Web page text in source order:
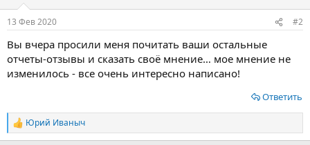
13 Фев 2020 #2
Вы вчера просили меня почитать ваши остальные
отчеты-отзывы и сказать своё мнение… мое мнение не
изменилось - все очень интересно написано!
Ответить
Р
е
Юрий Иваныч